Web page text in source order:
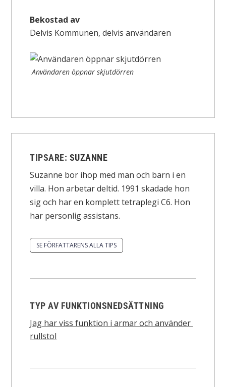
Bekostad av
Delvis Kommunen, delvis användaren
Användaren öppnar skjutdörren
TIPSARE: SUZANNE
Suzanne bor ihop med man och barn i en
villa. Hon arbetar deltid. 1991 skadade hon
sig och har en komplett tetraplegi C6. Hon
har personlig assistans.
SE FÖRFATTARENS ALLA TIPS
TYP AV FUNKTIONSNEDSÄTTNING
Jag har viss funktion i armar och använder
rullstol